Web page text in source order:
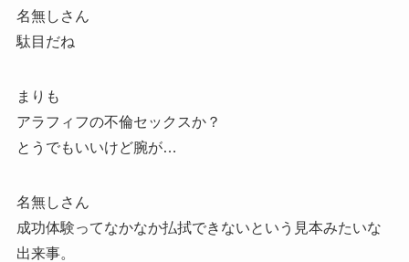
名無しさん
駄目だね
まりも
アラフィフの不倫セックスか？
とうでもいいけど腕が…
名無しさん
成功体験ってなかなか払拭できないという見本みたいな
出来事。